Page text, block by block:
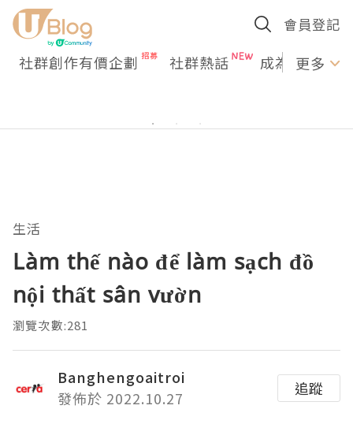
會員登記
社群創作有價企劃 社群熱話 成為U更多
生活
Làm thế nào để làm sạch đồ
nội thất sân vườn
瀏覽次數:281
Banghengoaitroi
發佈於 2022.10.27
追蹤